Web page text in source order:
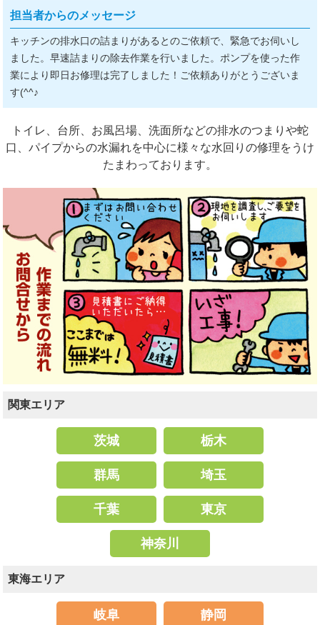
担当者からのメッセージ
キッチンの排水口の詰まりがあるとのご依頼で、緊急でお伺いし
ました。早速詰まりの除去作業を行いました。ポンプを使った作
業により即日お修理は完了しました！ご依頼ありがとうございま
す(^^♪
トイレ、台所、お風呂場、洗面所などの排水のつまりや蛇
口、パイプからの水漏れを中心に様々な水回りの修理をうけ
たまわっております。
関東エリア
茨城 栃木
群馬 埼玉
千葉 東京
神奈川
東海エリア
岐阜 静岡